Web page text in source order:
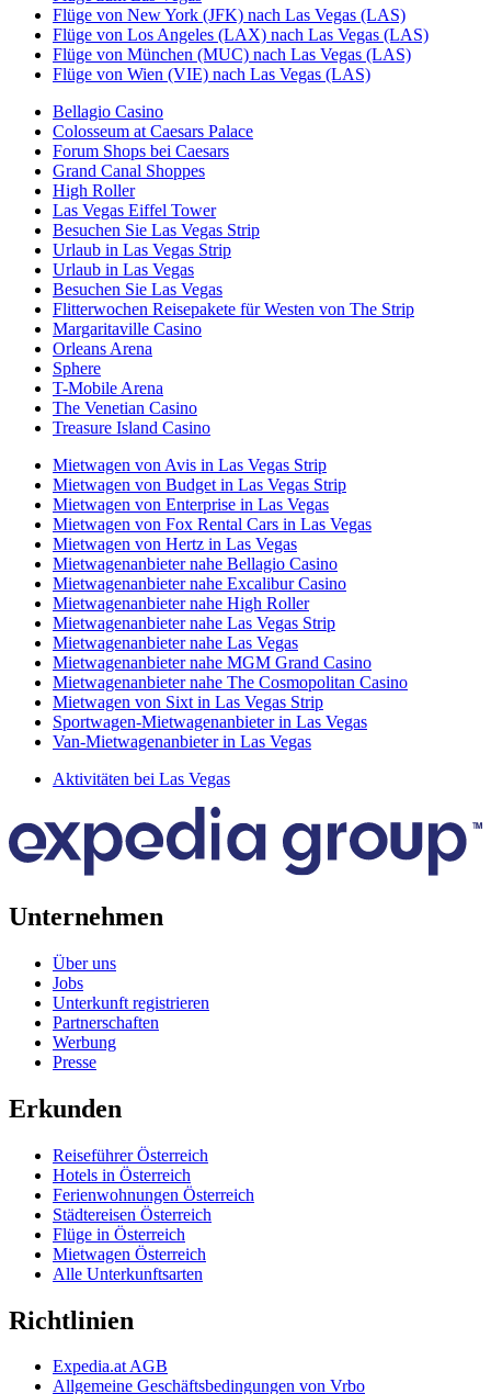
Flüge von New York (JFK) nach Las Vegas (LAS)
Flüge von Los Angeles (LAX) nach Las Vegas (LAS)
Flüge von München (MUC) nach Las Vegas (LAS)
Flüge von Wien (VIE) nach Las Vegas (LAS)
Bellagio Casino
Colosseum at Caesars Palace
Forum Shops bei Caesars
Grand Canal Shoppes
High Roller
Las Vegas Eiffel Tower
Besuchen Sie Las Vegas Strip
Urlaub in Las Vegas Strip
Urlaub in Las Vegas
Besuchen Sie Las Vegas
Flitterwochen Reisepakete für Westen von The Strip
Margaritaville Casino
Orleans Arena
Sphere
T-Mobile Arena
The Venetian Casino
Treasure Island Casino
Mietwagen von Avis in Las Vegas Strip
Mietwagen von Budget in Las Vegas Strip
Mietwagen von Enterprise in Las Vegas
Mietwagen von Fox Rental Cars in Las Vegas
Mietwagen von Hertz in Las Vegas
Mietwagenanbieter nahe Bellagio Casino
Mietwagenanbieter nahe Excalibur Casino
Mietwagenanbieter nahe High Roller
Mietwagenanbieter nahe Las Vegas Strip
Mietwagenanbieter nahe Las Vegas
Mietwagenanbieter nahe MGM Grand Casino
Mietwagenanbieter nahe The Cosmopolitan Casino
Mietwagen von Sixt in Las Vegas Strip
Sportwagen-Mietwagenanbieter in Las Vegas
Van-Mietwagenanbieter in Las Vegas
Aktivitäten bei Las Vegas
Unternehmen
Über uns
Jobs
Unterkunft registrieren
Partnerschaften
Werbung
Presse
Erkunden
Reiseführer Österreich
Hotels in Österreich
Ferienwohnungen Österreich
Städtereisen Österreich
Flüge in Österreich
Mietwagen Österreich
Alle Unterkunftsarten
Richtlinien
Expedia.at AGB
Allgemeine Geschäftsbedingungen von Vrbo